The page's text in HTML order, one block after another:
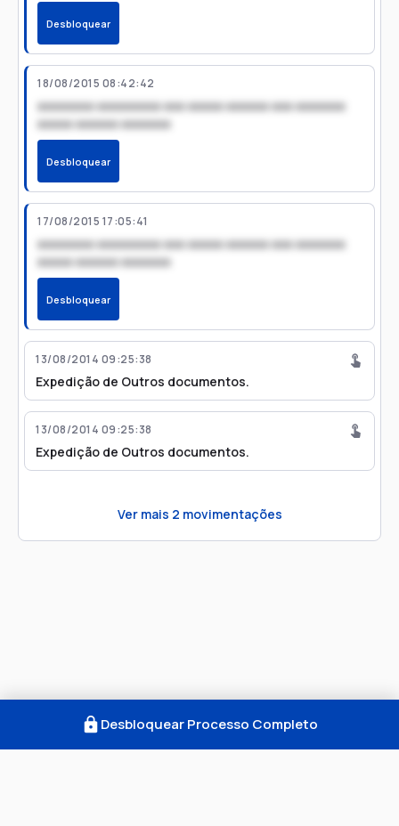
Desbloquear
18/08/2015 08:42:42
xxxxxxxx xxxxxxxxx xxx xxxxx xxxxxx xxx xxxxxxx
xxxxx xxxxxx xxxxxxx
Desbloquear
17/08/2015 17:05:41
xxxxxxxx xxxxxxxxx xxx xxxxx xxxxxx xxx xxxxxxx
xxxxx xxxxxx xxxxxxx
Desbloquear
13/08/2014 09:25:38
Expedição de Outros documentos.
13/08/2014 09:25:38
Expedição de Outros documentos.
Ver mais 2 movimentações
Desbloquear Processo Completo